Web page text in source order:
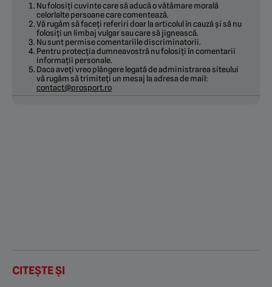
Nu folosiți cuvinte care să aducă o vătămare morală
celorlalte persoane care comentează.
Vă rugăm să faceți referiri doar la articolul în cauză și să nu
folosiți un limbaj vulgar sau care să jignească.
Nu sunt permise comentariile discriminatorii.
Pentru protecția dumneavostră nu folosiți în comentarii
informații personale.
Daca aveți vreo plângere legată de administrarea siteului
vă rugăm să trimiteți un mesaj la adresa de mail:
contact@prosport.ro
CITEȘTE ȘI